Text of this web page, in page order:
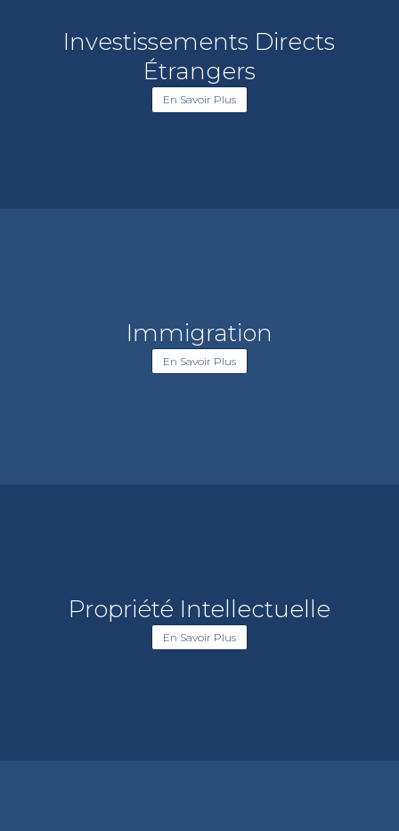
Investissements Directs
Étrangers
En Savoir Plus
Immigration
En Savoir Plus
Propriété Intellectuelle
En Savoir Plus